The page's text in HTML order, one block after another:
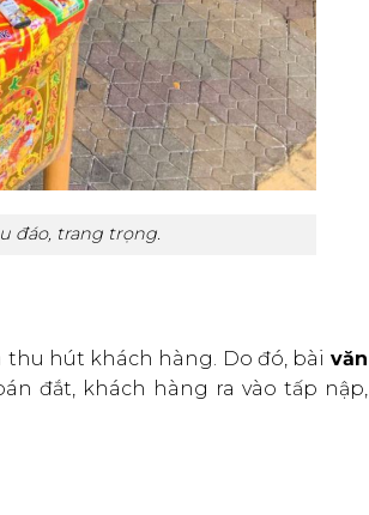
đáo, trang trọng.
thu hút khách hàng. Do đó, bài văn
đắt, khách hàng ra vào tấp nập,